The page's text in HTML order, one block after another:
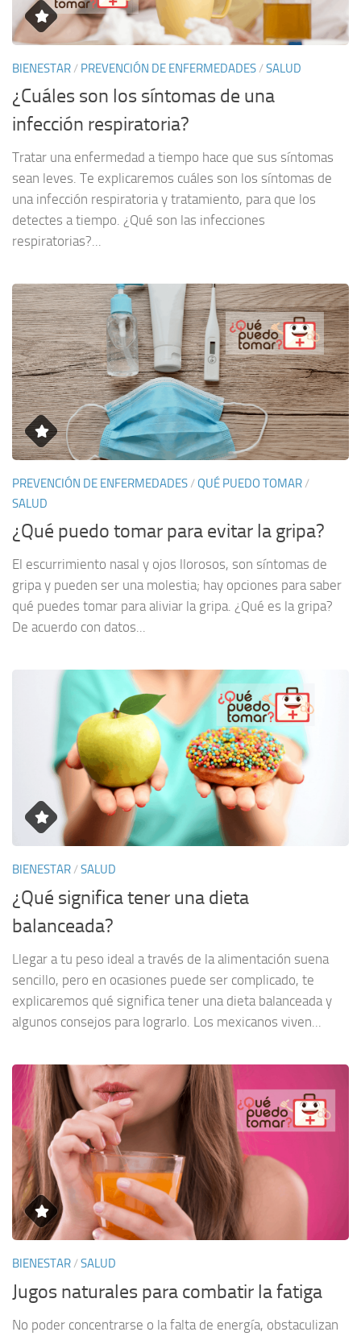
BIENESTAR / PREVENCIÓN DE ENFERMEDADES /SALUD
¿Cuáles son los síntomas de una
infección respiratoria?
Tratar una enfermedad a tiempo hace que sus síntomas
sean leves. Te explicaremos cuáles son los síntomas de
una infección respiratoria y tratamiento, para que los
detectes a tiempo. ¿Qué son las infecciones
respiratorias?...
PREVENCIÓN DE ENFERMEDADES /QUÉ PUEDO TOMAR /
SALUD
¿Qué puedo tomar para evitar la gripa?
El escurrimiento nasal y ojos llorosos, son síntomas de
gripa y pueden ser una molestia; hay opciones para saber
qué puedes tomar para aliviar la gripa. ¿Qué es la gripa?
De acuerdo con datos...
BIENESTAR /SALUD
¿Qué significa tener una dieta
balanceada?
Llegar a tu peso ideal a través de la alimentación suena
sencillo, pero en ocasiones puede ser complicado, te
explicaremos qué significa tener una dieta balanceada y
algunos consejos para lograrlo. Los mexicanos viven...
BIENESTAR /SALUD
Jugos naturales para combatir la fatiga
No poder concentrarse o la falta de energía, obstaculizan